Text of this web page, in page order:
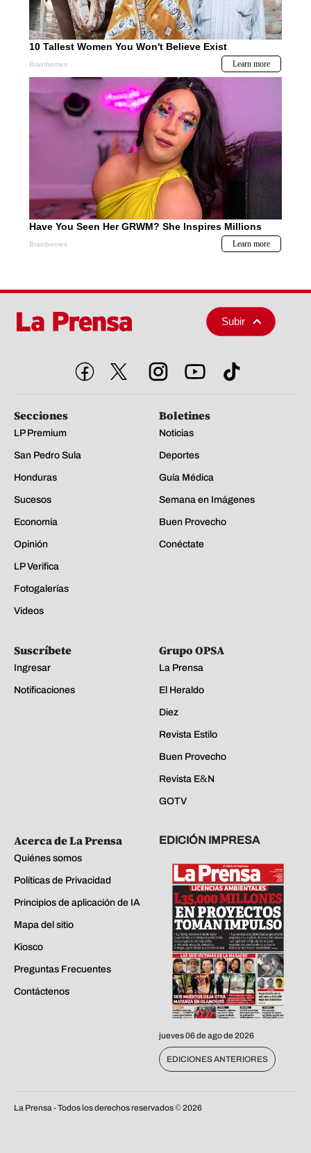
Subir
Secciones
LP Premium
San Pedro Sula
Honduras
Sucesos
Economía
Opinión
LP Verifica
Fotogalerías
Videos
Boletines
Noticias
Deportes
Guía Médica
Semana en Imágenes
Buen Provecho
Conéctate
Suscríbete
Ingresar
Notificaciones
Grupo OPSA
La Prensa
El Heraldo
Diez
Revista Estilo
Buen Provecho
Revista E&N
GOTV
Acerca de La Prensa
Quiénes somos
Políticas de Privacidad
Principios de aplicación de IA
Mapa del sitio
Kiosco
Preguntas Frecuentes
Contáctenos
EDICIÓN IMPRESA
jueves 06 de ago de 2026
EDICIONES ANTERIORES
La Prensa - Todos los derechos reservados ©2026